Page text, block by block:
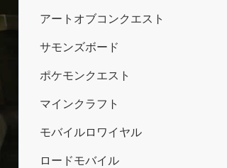
アートオブコンクエスト
サモンズボード
ポケモンクエスト
マインクラフト
モバイルロワイヤル
ロードモバイル